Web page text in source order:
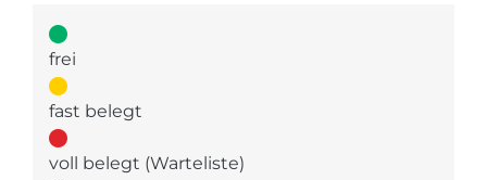
frei
fast belegt
voll belegt (Warteliste)